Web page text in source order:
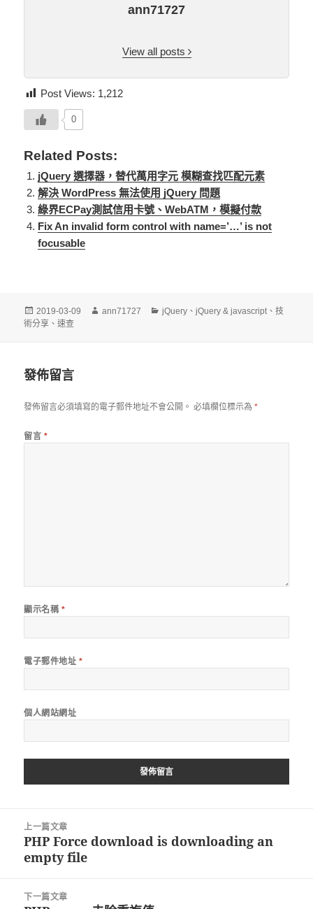
ann71727
View all posts
Post Views: 1,212
0
Related Posts:
jQuery 選擇器，替代萬用字元 模糊查找匹配元素
解決 WordPress 無法使用 jQuery 問題
綠界ECPay測試信用卡號、WebATM，模擬付款
Fix An invalid form control with name=’…’ is not
focusable
發
佈
2019-03-09
作
ann71727
分
jQuery 、jQuery & javascript、技
術分享 、速查
發佈留言
發佈留言必須填寫的電子郵件地址不會公開。 必填欄位標示為*
留言 *
顯示名稱 *
電子郵件地址 *
個人網站網址
上一篇文章
上
一
文
PHP Force download is downloading an
empty file
下一篇文章